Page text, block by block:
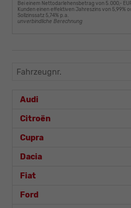
Bei einem Nettodarlehensbetrag von 5.000,-
Kunden einen effektiven Jahreszins von 5,99%
Sollzinssatz 5,74% p.a.
unverbindliche Berechnung
Fahrzeugnr.
Audi
Citroën
Cupra
Dacia
Fiat
Ford